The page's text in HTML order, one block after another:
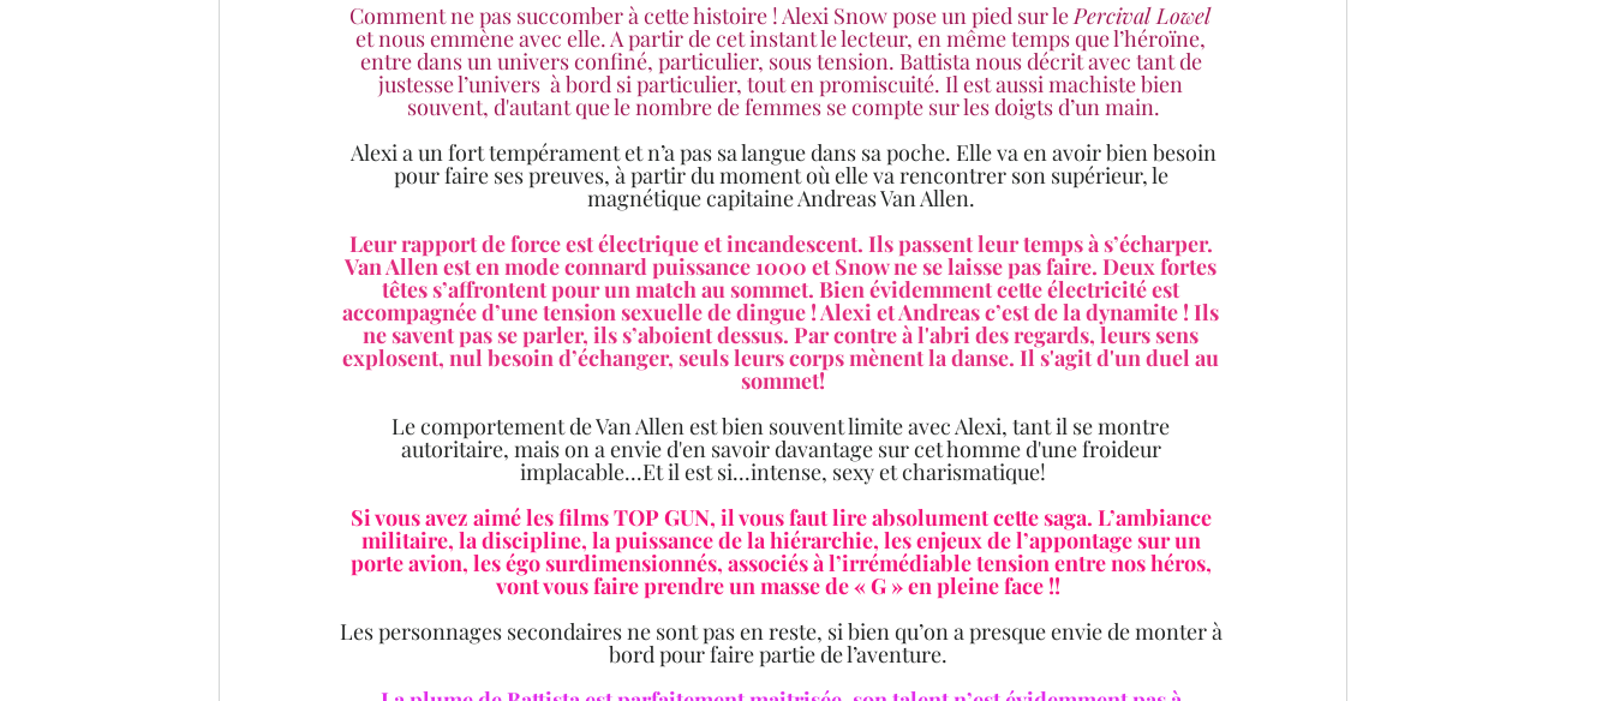
Comment ne pas succomber à cette histoire ! Alexi Snow pose un pied sur le Percival Lowel
et nous emmène avec elle. A partir de cet instant le lecteur, en même temps que l’héroïne,
entre dans un univers confiné, particulier, sous tension. Battista nous décrit avec tant de
justesse l’univers  à bord si particulier, tout en promiscuité. Il est aussi machiste bien
souvent, d'autant que le nombre de femmes se compte sur les doigts d’un main.
pour faire ses preuves, à partir du moment où elle va rencontrer son supérieur, le
magnétique capitaine Andreas Van Allen.
Leur rapport de force est électrique et incandescent. Ils passent leur temps à s’écharper.
Van Allen est en mode connard puissance 1000 et Snow ne se laisse pas faire. Deux fortes
têtes s’affrontent pour un match au sommet. Bien évidemment cette électricité est
accompagnée d’une tension sexuelle de dingue ! Alexi et Andreas c’est de la dynamite ! Ils
ne savent pas se parler, ils s’aboient dessus. Par contre à l'abri des regards, leurs sens
explosent, nul besoin d’échanger, seuls leurs corps mènent la danse. Il s'agit d'un duel au
sommet!
Le comportement de Van Allen est bien souvent limite avec Alexi, tant il se montre
autoritaire, mais on a envie d'en savoir davantage sur cet homme d'une froideur
implacable...Et il est si...intense, sexy et charismatique!
Si vous avez aimé les films TOP GUN, il vous faut lire absolument cette saga. L’ambiance
militaire, la discipline, la puissance de la hiérarchie, les enjeux de l’appontage sur un
porte avion, les égo surdimensionnés, associés à l’irrémédiable tension entre nos héros,
vont vous faire prendre un masse de « G » en pleine face !!
Les personnages secondaires ne sont pas en reste, si bien qu’on a presque envie de monter à
bord pour faire partie de l’aventure.